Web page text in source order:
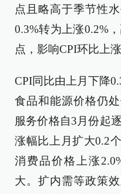
点且略高于季节性
0.3%转为上涨0.2%
点，影响CPI环比上
CPI同比由上月下降
食品和能源价格仍
服务价格自3月份起
涨幅比上月扩大0.2
消费品价格上涨
大。扩内需等政策